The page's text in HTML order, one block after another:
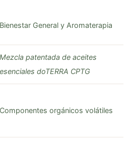
Bienestar General y Aromaterapia
Mezcla patentada de aceites
esenciales doTERRA CPTG
Componentes orgánicos volátiles